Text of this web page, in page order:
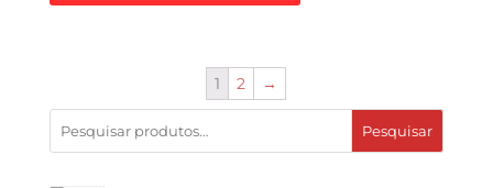
1 2 →
Pesquisar